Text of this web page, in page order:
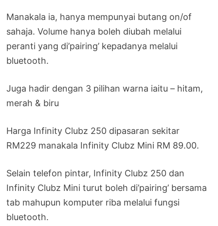
Manakala ia, hanya mempunyai butang on/of
sahaja. Volume hanya boleh diubah melalui
peranti yang di’pairing’ kepadanya melalui
bluetooth.
Juga hadir dengan 3 pilihan warna iaitu – hitam,
merah & biru
Harga Infinity Clubz 250 dipasaran sekitar
RM229 manakala Infinity Clubz Mini RM 89.00.
Selain telefon pintar, Infinity Clubz 250 dan
Infinity Clubz Mini turut boleh di’pairing’ bersama
tab mahupun komputer riba melalui fungsi
bluetooth.